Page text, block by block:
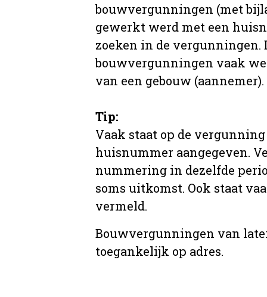
bouwvergunningen (met
gewerkt werd met een
zoeken in de vergunningen.
bouwvergunningen vaak
van een gebouw (aannemer).
Tip:
Vaak staat op de
huisnummer aangegeven.
nummering in dezelfde
soms uitkomst. Ook staat
vermeld.
Bouwvergunningen van
toegankelijk op adres.